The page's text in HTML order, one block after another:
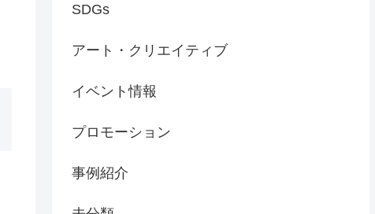
SDGs
アート・クリエイティブ
イベント情報
プロモーション
事例紹介